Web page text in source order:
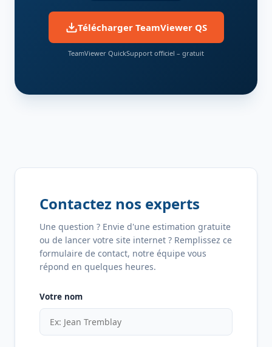
Télécharger TeamViewer QS
TeamViewer QuickSupport officiel – gratuit
Contactez nos experts
Une question ? Envie d'une estimation gratuite
ou de lancer votre site internet ? Remplissez ce
formulaire de contact, notre équipe vous
répond en quelques heures.
Votre nom